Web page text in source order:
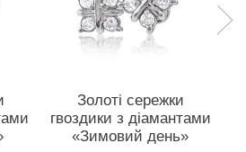
Золоті сережки
гвоздики з діамантами
«Зимовий день»